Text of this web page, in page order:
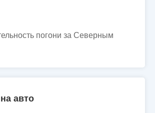
погони за Северным
авто